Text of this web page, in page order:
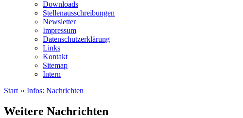
Downloads
Stellenausschreibungen
Newsletter
Impressum
Datenschutzerklärung
Links
Kontakt
Sitemap
Intern
Start ›› Infos: Nachrichten
Weitere Nachrichten